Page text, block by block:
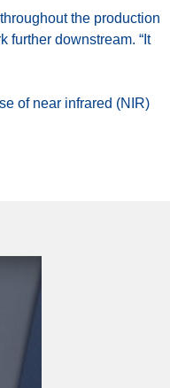
the production
further downstream. “It
of near infrared (NIR)